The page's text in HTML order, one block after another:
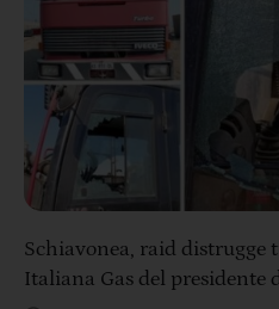
Schiavonea, raid distrugge
Italiana Gas del presidente